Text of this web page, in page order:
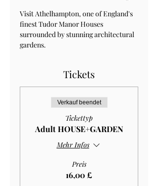
Visit Athelhampton, one of England's
finest Tudor Manor Houses
surrounded by stunning architectural
gardens.
Tickets
Verkauf beendet
Tickettyp
Adult HOUSE+GARDEN
Mehr Infos
Preis
16,00 £